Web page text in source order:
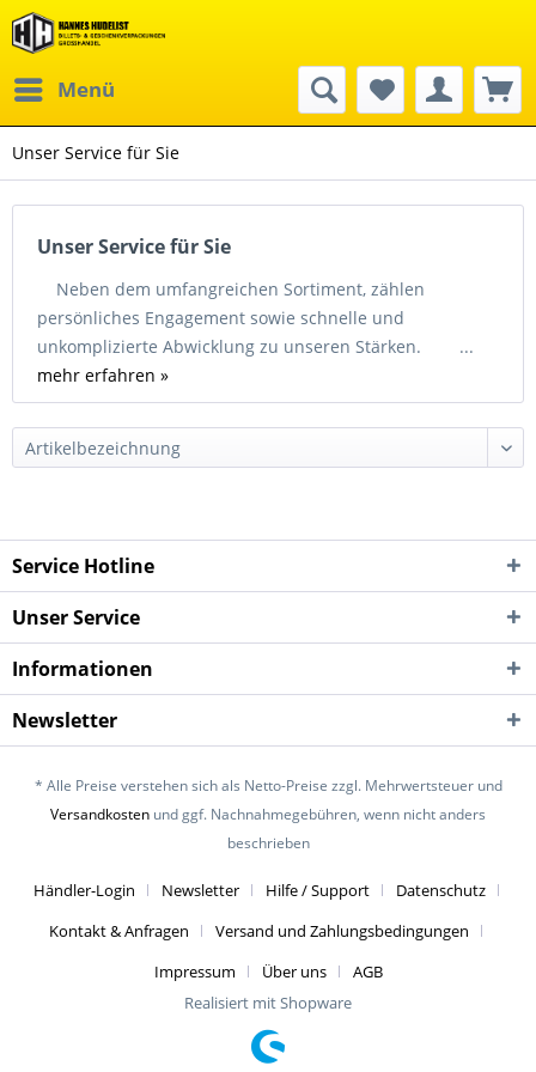
Menü
Unser Service für Sie
Unser Service für Sie
Neben dem umfangreichen Sortiment, zählen
persönliches Engagement sowie schnelle und
unkomplizierte Abwicklung zu unseren Stärken. ...
mehr erfahren »
Service Hotline
Unser Service
Informationen
Newsletter
* Alle Preise verstehen sich als Netto-Preise zzgl. Mehrwertsteuer und
Versandkosten und ggf. Nachnahmegebühren, wenn nicht anders
beschrieben
Händler-Login Newsletter Hilfe / Support
Datenschutz
Kontakt & Anfragen
Versand und Zahlungsbedingungen
Impressum
Über uns
AGB
Realisiert mit Shopware